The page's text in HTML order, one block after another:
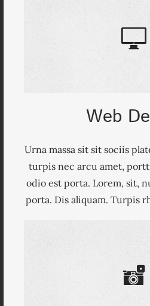
Web
Urna massa sit sit sociis
turpis nec arcu amet,
odio est porta. Lorem, sit,
porta. Dis aliquam. Turpis